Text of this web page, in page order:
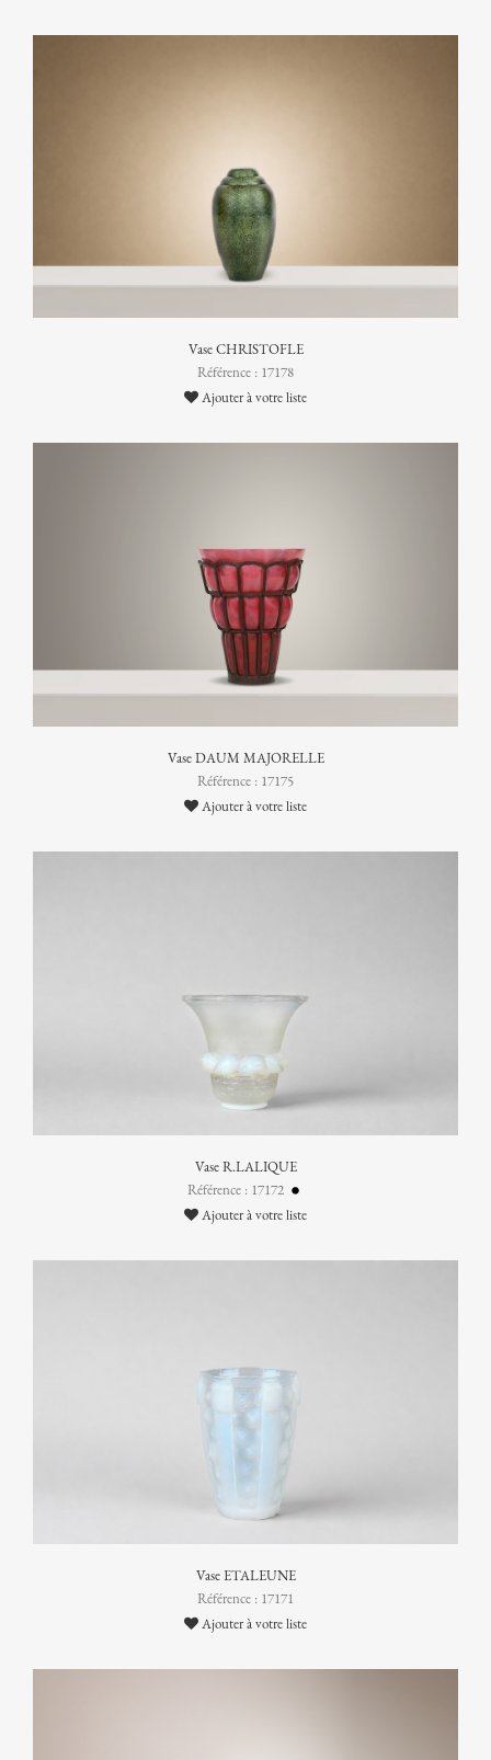
Vase CHRISTOFLE
Référence : 17178
Ajouter à votre liste
Vase DAUM MAJORELLE
Référence : 17175
Ajouter à votre liste
Vase R.LALIQUE
Référence : 17172
Ajouter à votre liste
Vase ETALEUNE
Référence : 17171
Ajouter à votre liste